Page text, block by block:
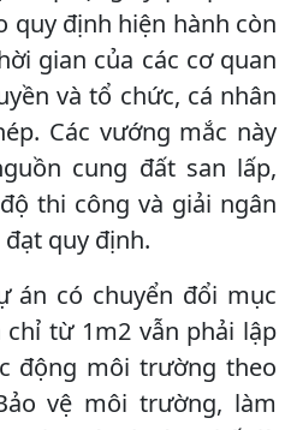
quy định hiện hành còn
gian của các cơ quan
và tổ chức, cá nhân
Các vướng mắc này
cung đất san lấp,
thi công và giải ngân
quy định.
án có chuyển đổi mục
từ 1m2 vẫn phải lập
động môi trường theo
vệ môi trường, làm